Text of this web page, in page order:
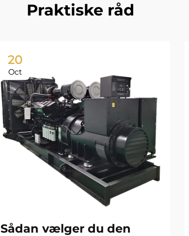
Praktiske råd
20
Oct
Sådan vælger du den